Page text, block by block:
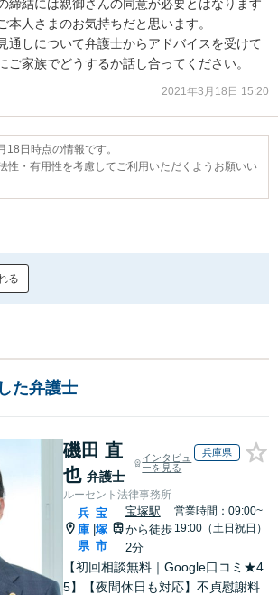
締結には親御さんの同意が必要とはなります
本人さまのお気持ちだと思います。
通しについて弁護士からアドバイスを受けて
ご家族でどうするか話し合ってください。
2021年3月18日 15:20
18日時点の情報です。
性・有用性を考慮してご利用いただくようお願いい
る
た弁護士
磯田 直
也 弁護士
インタビュ
ーを見る
兵庫県
ルーセント法律事務所
兵
庫
県
宝
塚
市
宝塚駅
から徒歩
2分
営業時間：09:00~
19:00（土日祝日）
【初回相談無料｜Google口コミ★4.
5】【夜間休日も対応】不貞慰謝料